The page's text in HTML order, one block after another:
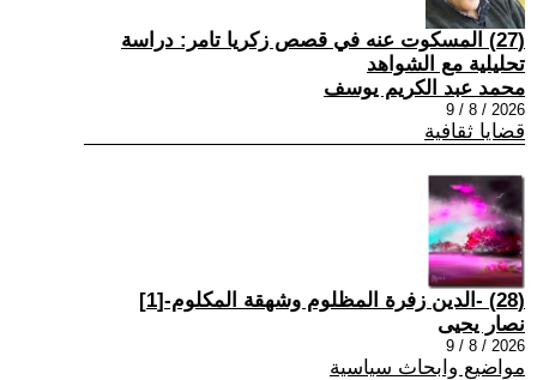
(27) المسكوت عنه في قصص زكريا تامر: دراسة
تحليلية مع الشواهد
محمد عبد الكريم يوسف
2026 / 8 / 9
قضايا ثقافية
(28) -الدين زفرة المظلوم وشهقة المكلوم-[1]
نصار يحيى
2026 / 8 / 9
مواضيع وابحاث سياسية